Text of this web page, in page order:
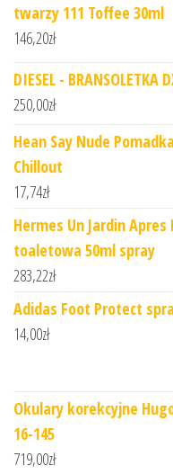
twarzy 111 Toffee 30ml
146,20zł
DIESEL - BRANSOLETKA
250,00zł
Hean Say Nude
Chillout
17,74zł
Hermes Un Jardin
toaletowa 50ml spray
283,22zł
Adidas Foot Protect
14,00zł
Okulary korekcyjne
16-145
719,00zł